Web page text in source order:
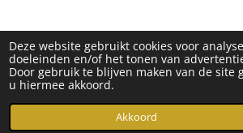
Deze website gebruikt cookies voor
doeleinden en/of het tonen van
Door gebruik te blijven maken van de site
u hiermee akkoord.
Akkoord